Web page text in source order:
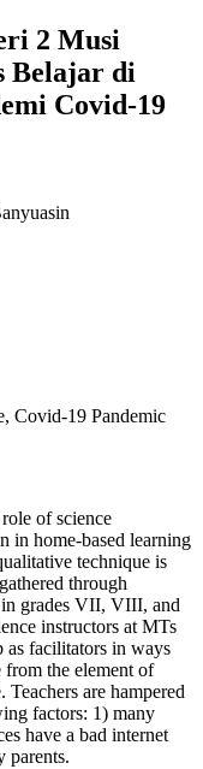
2 Musi
Belajar di
Covid-19
Covid-19 Pandemic
of science
in home-based learning
technique is
through
in grades VII, VIII, and
instructors at MTs
facilitators in ways
from the element of
are hampered
factors: 1) many
have a bad internet
parents.